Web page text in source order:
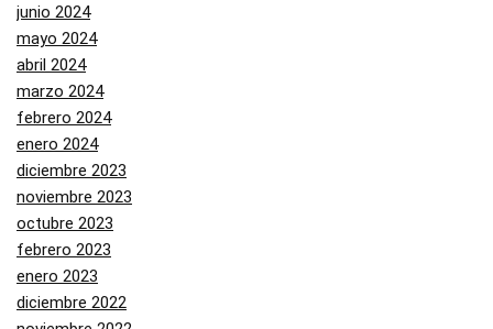
junio 2024
mayo 2024
abril 2024
marzo 2024
febrero 2024
enero 2024
diciembre 2023
noviembre 2023
octubre 2023
febrero 2023
enero 2023
diciembre 2022